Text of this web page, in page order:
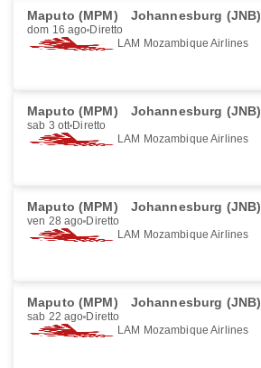
Maputo (MPM) Johannesburg (JNB)
dom 16 ago Diretto
LAM Mozambique Airlines
Maputo (MPM) Johannesburg (JNB)
sab 3 ott Diretto
LAM Mozambique Airlines
Maputo (MPM) Johannesburg (JNB)
ven 28 ago Diretto
LAM Mozambique Airlines
Maputo (MPM) Johannesburg (JNB)
sab 22 ago Diretto
LAM Mozambique Airlines